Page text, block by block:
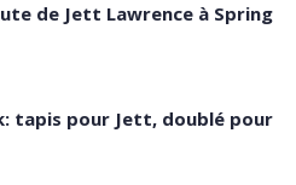
de Jett Lawrence à Spring
tapis pour Jett, doublé pour